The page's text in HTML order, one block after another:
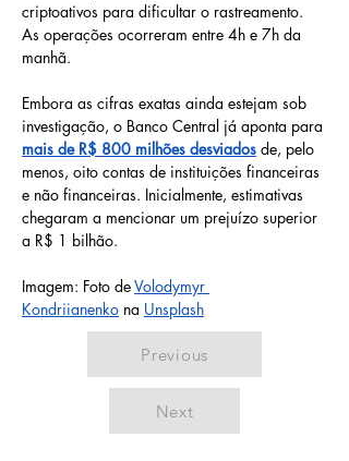
criptoativos para dificultar o rastreamento.
As operações ocorreram entre 4h e 7h da
manhã.
Embora as cifras exatas ainda estejam sob
investigação, o Banco Central já aponta para
mais de R$ 800 milhões desviados de, pelo
menos, oito contas de instituições financeiras
e não financeiras. Inicialmente, estimativas
chegaram a mencionar um prejuízo superior
a R$ 1 bilhão.
Imagem: Foto de Volodymyr
Kondriianenko na Unsplash
Previous
Next